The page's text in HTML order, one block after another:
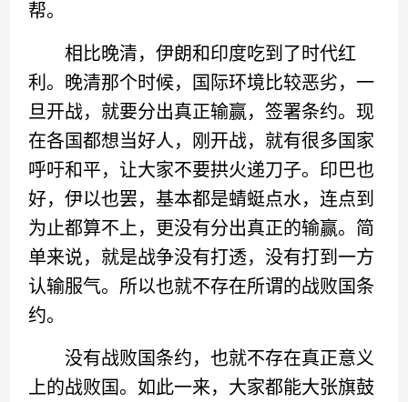
帮。
相比晚清，伊朗和印度吃到了时代红
利。晚清那个时候，国际环境比较恶劣，一
旦开战，就要分出真正输赢，签署条约。现
在各国都想当好人，刚开战，就有很多国家
呼吁和平，让大家不要拱火递刀子。印巴也
好，伊以也罢，基本都是蜻蜓点水，连点到
为止都算不上，更没有分出真正的输赢。简
单来说，就是战争没有打透，没有打到一方
认输服气。所以也就不存在所谓的战败国条
约。
没有战败国条约，也就不存在真正意义
上的战败国。如此一来，大家都能大张旗鼓